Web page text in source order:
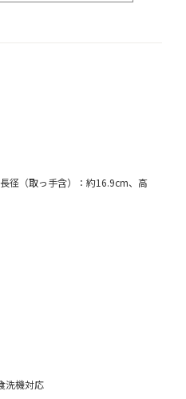
径（取っ手含）：約16.9cm、高
洗機対応